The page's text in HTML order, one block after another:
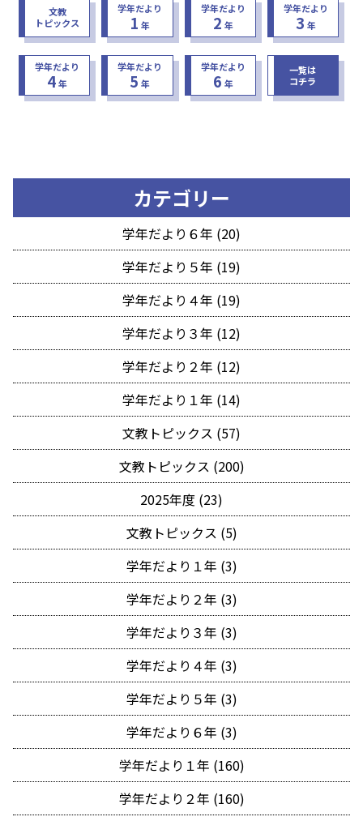
文教
トピックス
学年だより
1 年
学年だより
2 年
学年だより
3 年
学年だより
4年
学年だより
5 年
学年だより
6 年
一覧は
コチラ
カテゴリー
学年だより６年 (20)
学年だより５年 (19)
学年だより４年 (19)
学年だより３年 (12)
学年だより２年 (12)
学年だより１年 (14)
文教トピックス (57)
文教トピックス (200)
2025年度 (23)
文教トピックス (5)
学年だより１年 (3)
学年だより２年 (3)
学年だより３年 (3)
学年だより４年 (3)
学年だより５年 (3)
学年だより６年 (3)
学年だより１年 (160)
学年だより２年 (160)